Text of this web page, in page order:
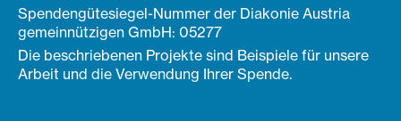
Spendengütesiegel-Nummer der Diakonie Austria
gemeinnützigen GmbH: 05277
Die beschriebenen Projekte sind Beispiele für unsere
Arbeit und die Verwendung Ihrer Spende.